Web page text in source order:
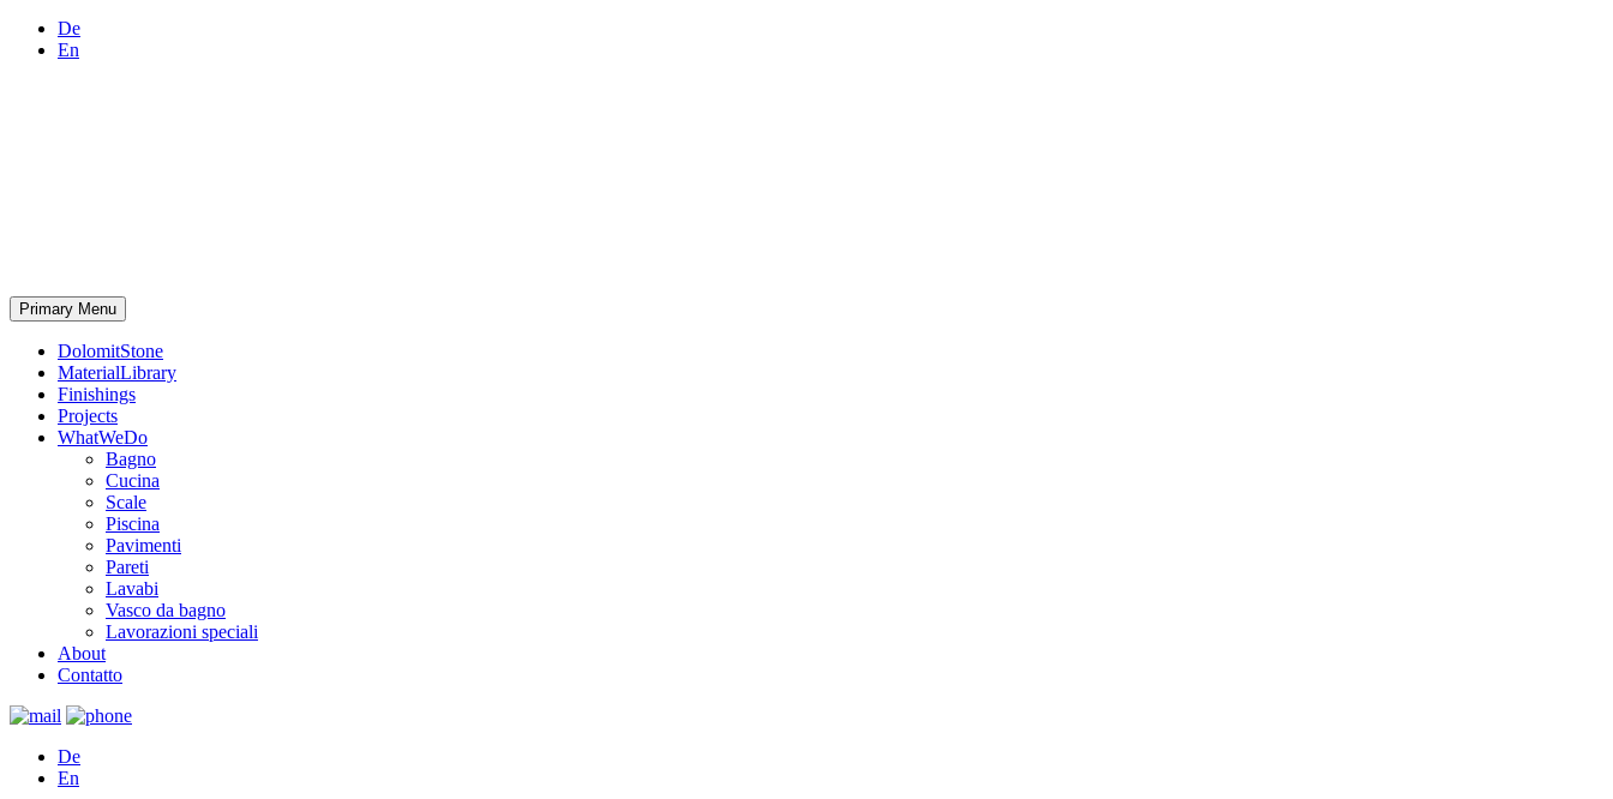
De
En
Primary Menu
DolomitStone
MaterialLibrary
Finishings
Projects
WhatWeDo
Bagno
Cucina
Scale
Piscina
Pavimenti
Pareti
Lavabi
Vasco da bagno
Lavorazioni speciali
About
Contatto
De
En